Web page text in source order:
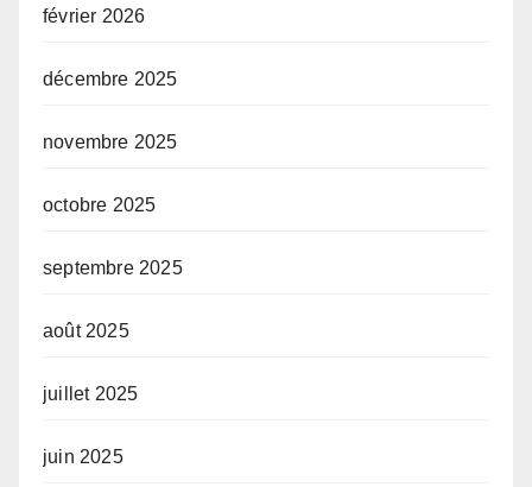
février 2026
décembre 2025
novembre 2025
octobre 2025
septembre 2025
août 2025
juillet 2025
juin 2025